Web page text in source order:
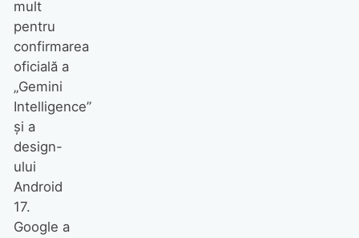
mult
pentru
confirmarea
oficială a
„Gemini
Intelligence”
și a
design-
ului
Android
17.
Google a